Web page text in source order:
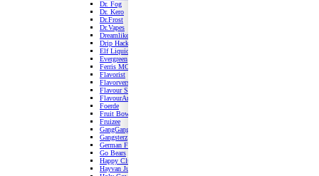
Dr. Fog
Dr. Kero
Dr.Frost
Dr.Vapes
Dreamlike
Drip Hacks
Elf Liquid
Evergreen
Ferris MC
Flavorist
Flavorverse
Flavour Smoke
FlavourArt
Foerde
Fruit Bowl
Fruizee
GangGang
Gangsterz
German Flavours
Go Bears
Happy Club Mix
Hayvan Juice